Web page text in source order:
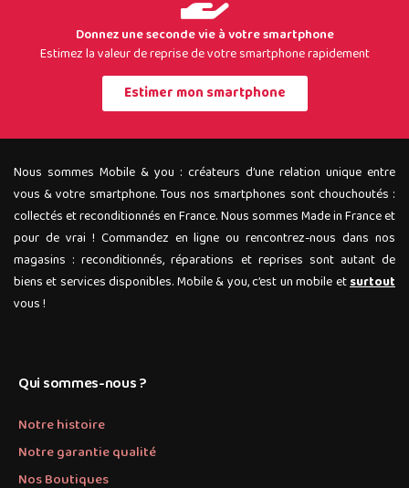
Donnez une seconde vie à votre smartphone
Estimez la valeur de reprise de votre smartphone rapidement
Estimer mon smartphone
Nous sommes Mobile & you : créateurs d’une relation unique entre
vous & votre smartphone. Tous nos smartphones sont chouchoutés :
collectés et reconditionnés en France. Nous sommes Made in France et
pour de vrai ! Commandez en ligne ou rencontrez-nous dans nos
magasins : reconditionnés, réparations et reprises sont autant de
biens et services disponibles. Mobile & you, c’est un mobile etsurtout
vous !
Qui sommes-nous ?
Notre histoire
Notre garantie qualité
Nos Boutiques